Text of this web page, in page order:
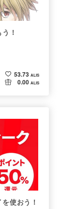
！
53.73 ALIS
0.00 ALIS
使おう！